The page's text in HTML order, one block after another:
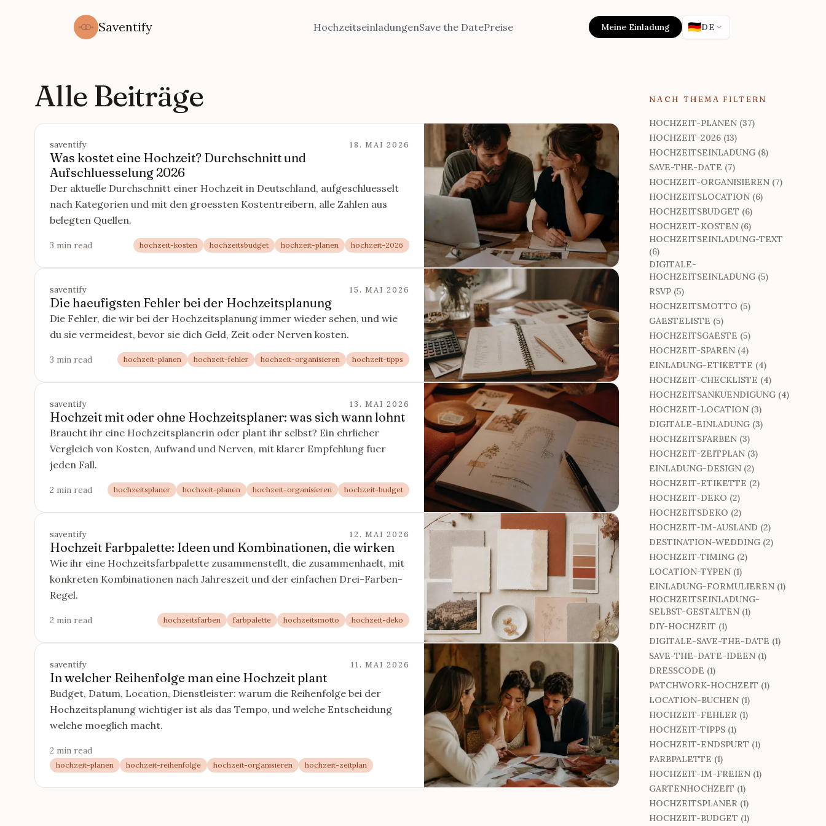
Saventify HochzeitseinladungenSave the DatePreise Meine Einladung 🇩🇪DE
Alle Beiträge
saventify 18. MAI 2026
Was kostet eine Hochzeit? Durchschnitt und
Aufschluesselung 2026
Der aktuelle Durchschnitt einer Hochzeit in Deutschland, aufgeschluesselt
nach Kategorien und mit den groessten Kostentreibern, alle Zahlen aus
belegten Quellen.
3 min read hochzeit-kosten hochzeitsbudget hochzeit-planen hochzeit-2026
saventify 15. MAI 2026
Die haeufigsten Fehler bei der Hochzeitsplanung
Die Fehler, die wir bei der Hochzeitsplanung immer wieder sehen, und wie
du sie vermeidest, bevor sie dich Geld, Zeit oder Nerven kosten.
3 min read hochzeit-planen hochzeit-fehler hochzeit-organisieren hochzeit-tipps
saventify 13. MAI 2026
Hochzeit mit oder ohne Hochzeitsplaner: was sich wann lohnt
Braucht ihr eine Hochzeitsplanerin oder plant ihr selbst? Ein ehrlicher
Vergleich von Kosten, Aufwand und Nerven, mit klarer Empfehlung fuer
jeden Fall.
2 min read hochzeitsplaner hochzeit-planen hochzeit-organisieren hochzeit-budget
saventify 12. MAI 2026
Hochzeit Farbpalette: Ideen und Kombinationen, die wirken
Wie ihr eine Hochzeitsfarbpalette zusammenstellt, die zusammenhaelt, mit
konkreten Kombinationen nach Jahreszeit und der einfachen Drei-Farben-
Regel.
2 min read hochzeitsfarben farbpalette hochzeitsmotto hochzeit-deko
saventify 11. MAI 2026
In welcher Reihenfolge man eine Hochzeit plant
Budget, Datum, Location, Dienstleister: warum die Reihenfolge bei der
Hochzeitsplanung wichtiger ist als das Tempo, und welche Entscheidung
welche moeglich macht.
2 min read
hochzeit-planen hochzeit-reihenfolge hochzeit-organisieren hochzeit-zeitplan
NACH THEMA FILTERN
HOCHZEIT-PLANEN (37)
HOCHZEIT-2026 (13)
HOCHZEITSEINLADUNG (8)
SAVE-THE-DATE (7)
HOCHZEIT-ORGANISIEREN (7)
HOCHZEITSLOCATION (6)
HOCHZEITSBUDGET (6)
HOCHZEIT-KOSTEN (6)
HOCHZEITSEINLADUNG-TEXT
(6)
DIGITALE-
HOCHZEITSEINLADUNG (5)
RSVP (5)
HOCHZEITSMOTTO (5)
GAESTELISTE (5)
HOCHZEITSGAESTE (5)
HOCHZEIT-SPAREN (4)
EINLADUNG-ETIKETTE (4)
HOCHZEIT-CHECKLISTE (4)
HOCHZEITSANKUENDIGUNG (4)
HOCHZEIT-LOCATION (3)
DIGITALE-EINLADUNG (3)
HOCHZEITSFARBEN (3)
HOCHZEIT-ZEITPLAN (3)
EINLADUNG-DESIGN (2)
HOCHZEIT-ETIKETTE (2)
HOCHZEIT-DEKO (2)
HOCHZEITSDEKO (2)
HOCHZEIT-IM-AUSLAND (2)
DESTINATION-WEDDING (2)
HOCHZEIT-TIMING (2)
LOCATION-TYPEN (1)
EINLADUNG-FORMULIEREN (1)
HOCHZEITSEINLADUNG-
SELBST-GESTALTEN (1)
DIY-HOCHZEIT (1)
DIGITALE-SAVE-THE-DATE (1)
SAVE-THE-DATE-IDEEN (1)
DRESSCODE (1)
PATCHWORK-HOCHZEIT (1)
LOCATION-BUCHEN (1)
HOCHZEIT-FEHLER (1)
HOCHZEIT-TIPPS (1)
HOCHZEIT-ENDSPURT (1)
FARBPALETTE (1)
HOCHZEIT-IM-FREIEN (1)
GARTENHOCHZEIT (1)
HOCHZEITSPLANER (1)
HOCHZEIT-BUDGET (1)